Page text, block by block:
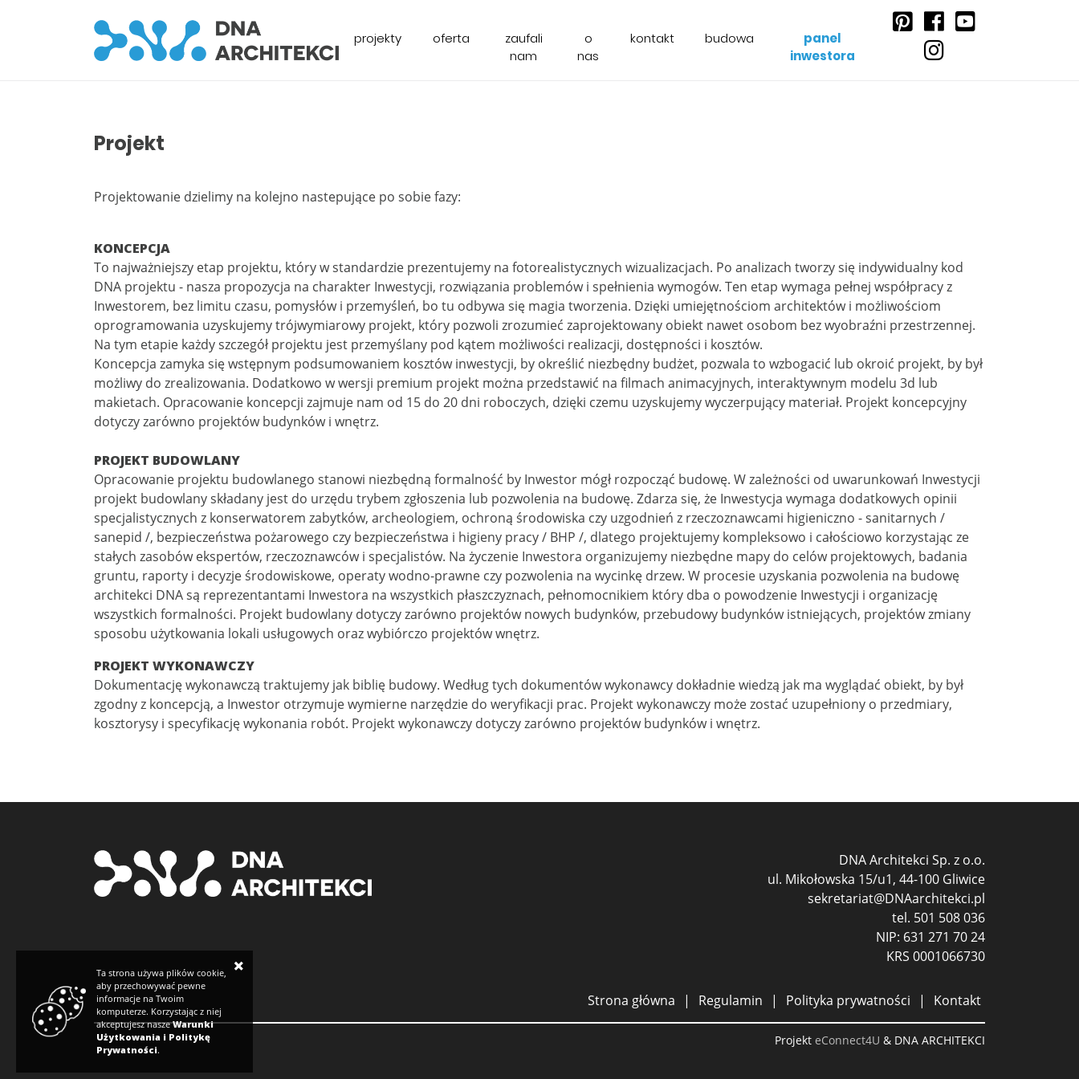
projekty oferta
zaufali
nam
o
nas
kontakt budowa
panel
inwestora
Projekt
Projektowanie dzielimy na kolejno nastepujące po sobie fazy:
KONCEPCJA
To najważniejszy etap projektu, który w standardzie prezentujemy na fotorealistycznych wizualizacjach. Po analizach tworzy się indywidualny kod
DNA projektu - nasza propozycja na charakter Inwestycji, rozwiązania problemów i spełnienia wymogów. Ten etap wymaga pełnej współpracy z
Inwestorem, bez limitu czasu, pomysłów i przemyśleń, bo tu odbywa się magia tworzenia. Dzięki umiejętnościom architektów i możliwościom
oprogramowania uzyskujemy trójwymiarowy projekt, który pozwoli zrozumieć zaprojektowany obiekt nawet osobom bez wyobraźni przestrzennej.
Na tym etapie każdy szczegół projektu jest przemyślany pod kątem możliwości realizacji, dostępności i kosztów.
Koncepcja zamyka się wstępnym podsumowaniem kosztów inwestycji, by określić niezbędny budżet, pozwala to wzbogacić lub okroić projekt, by był
możliwy do zrealizowania. Dodatkowo w wersji premium projekt można przedstawić na filmach animacyjnych, interaktywnym modelu 3d lub
makietach. Opracowanie koncepcji zajmuje nam od 15 do 20 dni roboczych, dzięki czemu uzyskujemy wyczerpujący materiał. Projekt koncepcyjny
dotyczy zarówno projektów budynków i wnętrz.
PROJEKT BUDOWLANY
Opracowanie projektu budowlanego stanowi niezbędną formalność by Inwestor mógł rozpocząć budowę. W zależności od uwarunkowań Inwestycji
projekt budowlany składany jest do urzędu trybem zgłoszenia lub pozwolenia na budowę. Zdarza się, że Inwestycja wymaga dodatkowych opinii
specjalistycznych z konserwatorem zabytków, archeologiem, ochroną środowiska czy uzgodnień z rzeczoznawcami higieniczno - sanitarnych /
sanepid /, bezpieczeństwa pożarowego czy bezpieczeństwa i higieny pracy / BHP /, dlatego projektujemy kompleksowo i całościowo korzystając ze
stałych zasobów ekspertów, rzeczoznawców i specjalistów. Na życzenie Inwestora organizujemy niezbędne mapy do celów projektowych, badania
gruntu, raporty i decyzje środowiskowe, operaty wodno-prawne czy pozwolenia na wycinkę drzew. W procesie uzyskania pozwolenia na budowę
architekci DNA są reprezentantami Inwestora na wszystkich płaszczyznach, pełnomocnikiem który dba o powodzenie Inwestycji i organizację
wszystkich formalności. Projekt budowlany dotyczy zarówno projektów nowych budynków, przebudowy budynków istniejących, projektów zmiany
sposobu użytkowania lokali usługowych oraz wybiórczo projektów wnętrz.
PROJEKT WYKONAWCZY
Dokumentację wykonawczą traktujemy jak biblię budowy. Według tych dokumentów wykonawcy dokładnie wiedzą jak ma wyglądać obiekt, by był
zgodny z koncepcją, a Inwestor otrzymuje wymierne narzędzie do weryfikacji prac. Projekt wykonawczy może zostać uzupełniony o przedmiary,
kosztorysy i specyfikację wykonania robót. Projekt wykonawczy dotyczy zarówno projektów budynków i wnętrz.
DNA Architekci Sp. z o.o.
ul. Mikołowska 15/u1, 44-100 Gliwice
sekretariat@DNAarchitekci.pl
tel. 501 508 036
NIP: 631 271 70 24
KRS 0001066730
Strona główna Regulamin Polityka prywatności Kontakt
Projekt eConnect4U & DNA ARCHITEKCI
Ta strona używa plików cookie,
aby przechowywać pewne
informacje na Twoim
komputerze. Korzystając z niej
akceptujesz naszeWarunki
Użytkowania i Politykę
Prywatności.
×